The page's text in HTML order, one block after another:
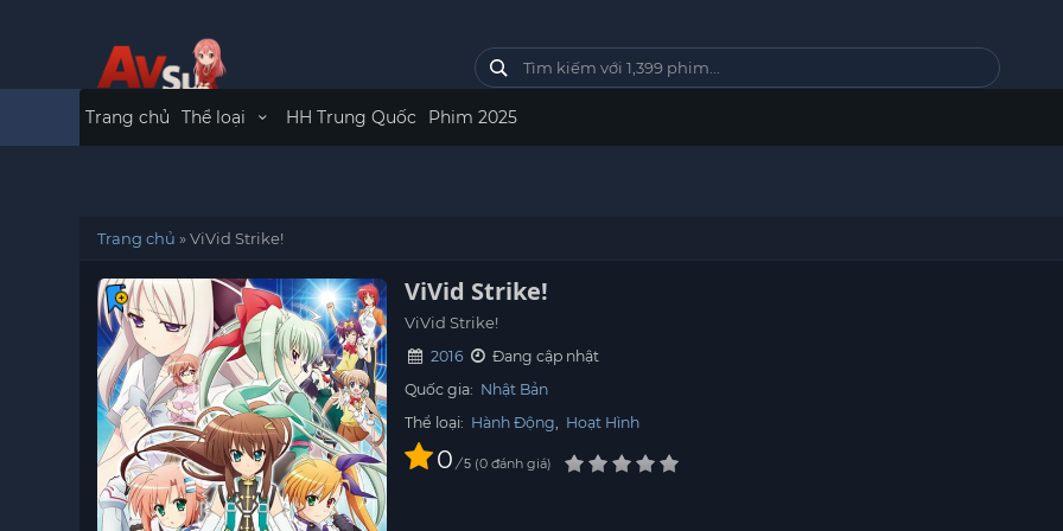
Trang chủ Thể loại HH Trung Quốc Phim 2025
Trang chủ »ViVid Strike!
ViVid Strike!
ViVid Strike!
2016
Đang cập nhật
Quốc gia: Nhật Bản
Thể loại: Hành Động, Hoạt Hình
0 / 5 0 đánh giá